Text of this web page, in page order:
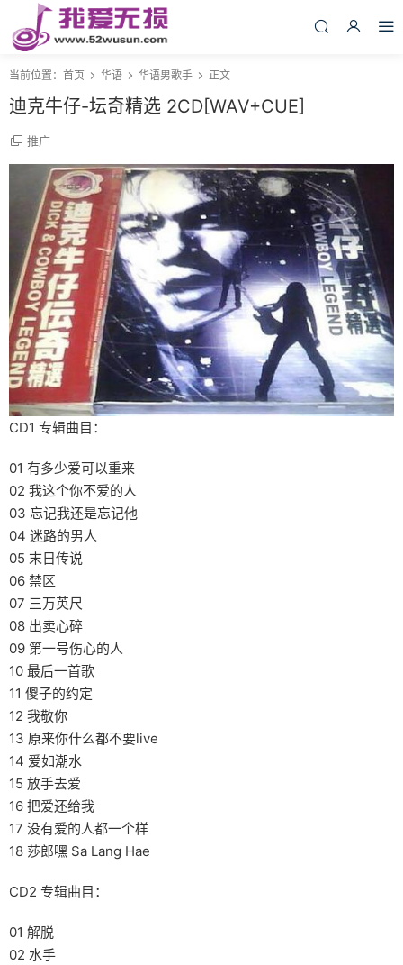
当前位置： 首页 华语 华语男歌手 正文
迪克牛仔-坛奇精选 2CD[WAV+CUE]
推广
CD1 专辑曲目：
01 有多少爱可以重来
02 我这个你不爱的人
03 忘记我还是忘记他
04 迷路的男人
05 末日传说
06 禁区
07 三万英尺
08 出卖心碎
09 第一号伤心的人
10 最后一首歌
11 傻子的约定
12 我敬你
13 原来你什么都不要live
14 爱如潮水
15 放手去爱
16 把爱还给我
17 没有爱的人都一个样
18 莎郎嘿 Sa Lang Hae
CD2 专辑曲目：
01 解脱
02 水手